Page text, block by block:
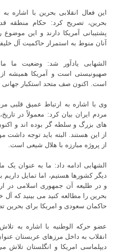
این فعال انقلابی بحرین با اشاره
بحرین، تصریح کرد: حکام
پشتیبانی آمریکا دارند و این
آنان منوط به استمرار حاکمیت آل
الشهابی یادآور شد: وضعیت ما
صهیونیستی است و آمریکا همیشه
است. اکنون صف متحد استکبار جهانی
وی با اشاره به ارتباط عمیق قلبی
مردم ایران بیان کرد: معمولاً در
های بزرگ و سلطه گر بوده اند و
از این هستند. البته باید توجه داشت
از پروژه مبارزه با هلال شیعی است.
الشهابی ادامه داد: ما به عنوان یک
دیگر کشورها هستیم، اما تمایل
و در طلیعه آن جمهوری اسلامی در
بحرین را مطالعه کنید می بینید که
حاکمان سعودی و امریکا برای بحرین
عضو حرکه الوطنیه با اشاره به
انقلاب به داخل مرزهای عربستان
دیپلماسی امریکا و انگلستان تلاش